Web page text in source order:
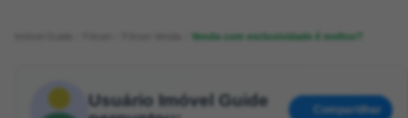
Venda com exclusividade é melhor?
Usuário Imóvel Guide
Compartilhar